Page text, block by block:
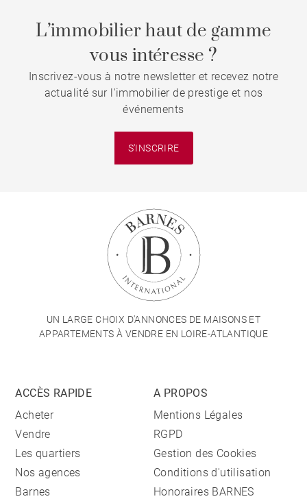
L’immobilier haut de gamme
vous intéresse ?
Inscrivez-vous à notre newsletter et recevez notre
actualité sur l'immobilier de prestige et nos
événements
S'INSCRIRE
UN LARGE CHOIX D'ANNONCES DE MAISONS ET
APPARTEMENTS À VENDRE EN LOIRE-ATLANTIQUE
ACCÈS RAPIDE
Acheter
Vendre
Les quartiers
Nos agences
Barnes
A PROPOS
Mentions Légales
RGPD
Gestion des Cookies
Conditions d'utilisation
Honoraires BARNES